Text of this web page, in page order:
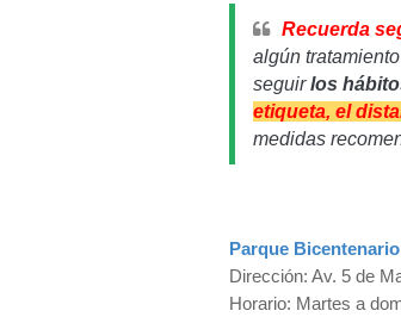
Recuerda
algún
seguirlos
etiqueta, el
medidas
Parque Bicentenario
Dirección: Av. 5 de
Horario: Martes a